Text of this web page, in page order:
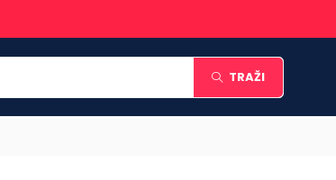
TRAŽI